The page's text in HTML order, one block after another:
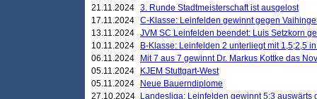
21.11.2024 3. Runde Stadtmeisterschaft ist ausgelost
17.11.2024 C-Klasse: Leinfelden gewinnt gegen
13.11.2024 JVM SC Leinfelden beendet: Luis Setzkorn
10.11.2024
B-Klasse: Leinfelden 2 unterliegt mit 1,5;2,5
06.11.2024
Mit 7 aus 7 gewinnt Dr. Markus Kottke das
05.11.2024
KJEM Stuttgart-West
05.11.2024
Neue Bauerndiplome
27.10.2024
Landesliga: Leinfelden gewinnt 5:3 auswärts